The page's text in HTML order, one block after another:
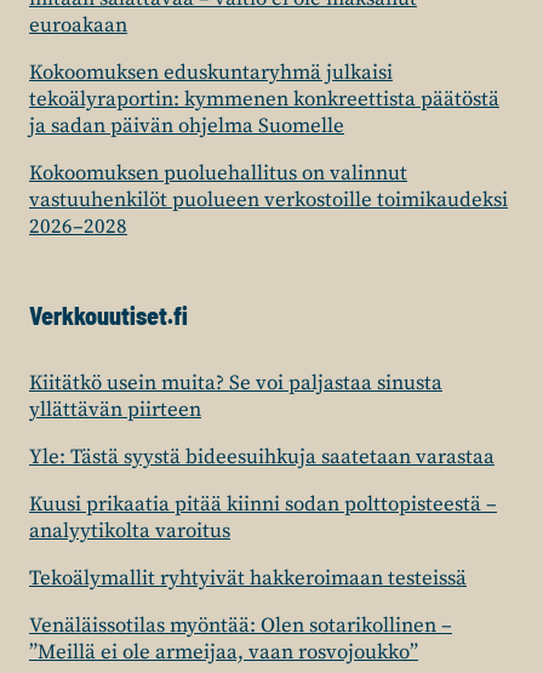
euroakaan
Kokoomuksen eduskuntaryhmä julkaisi
tekoälyraportin: kymmenen konkreettista päätöstä
ja sadan päivän ohjelma Suomelle
Kokoomuksen puoluehallitus on valinnut
vastuuhenkilöt puolueen verkostoille toimikaudeksi
2026–2028
Verkkouutiset.fi
Kiitätkö usein muita? Se voi paljastaa sinusta
yllättävän piirteen
Yle: Tästä syystä bideesuihkuja saatetaan varastaa
Kuusi prikaatia pitää kiinni sodan polttopisteestä –
analyytikolta varoitus
Tekoälymallit ryhtyivät hakkeroimaan testeissä
Venäläissotilas myöntää: Olen sotarikollinen –
”Meillä ei ole armeijaa, vaan rosvojoukko”